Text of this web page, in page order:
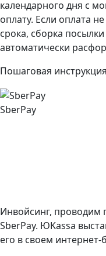
календарного дня с
оплату. Если оплата
срока, сборка
автоматически
Пошаговая
SberPay
Инвойсинг, проводим
SberPay. ЮKassa
его в своем интернет-